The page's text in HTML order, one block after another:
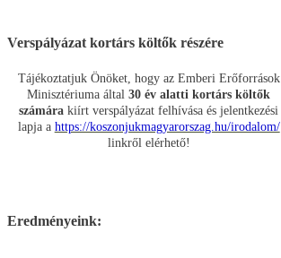
Verspályázat kortárs költők részére
Tájékoztatjuk Önöket, hogy az Emberi Erőforrások
Minisztériuma által30 év alatti kortárs költők
számárakiírt verspályázat felhívása és jelentkezési
lapja a https://koszonjukmagyarorszag.hu/irodalom/
linkről elérhető!
Eredményeink: